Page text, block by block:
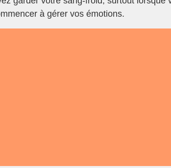
à gérer vos émotions.